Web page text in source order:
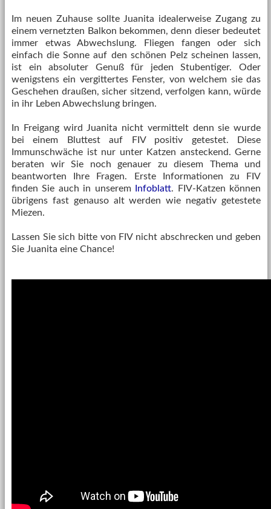
Im neuen Zuhause sollte Juanita idealerweise Zugang zu
einem vernetzten Balkon bekommen, denn dieser bedeutet
immer etwas Abwechslung. Fliegen fangen oder sich
einfach die Sonne auf den schönen Pelz scheinen lassen,
ist ein absoluter Genuß für jeden Stubentiger. Oder
wenigstens ein vergittertes Fenster, von welchem sie das
Geschehen draußen, sicher sitzend, verfolgen kann, würde
in ihr Leben Abwechslung bringen.
In Freigang wird Juanita nicht vermittelt denn sie wurde
bei einem Bluttest auf FIV positiv getestet. Diese
Immunschwäche ist nur unter Katzen ansteckend. Gerne
beraten wir Sie noch genauer zu diesem Thema und
beantworten Ihre Fragen. Erste Informationen zu FIV
finden Sie auch in unserem
Infoblatt. FIV-Katzen können
übrigens fast genauso alt werden wie negativ getestete
Miezen.
Lassen Sie sich bitte von FIV nicht abschrecken und geben
Sie Juanita eine Chance!